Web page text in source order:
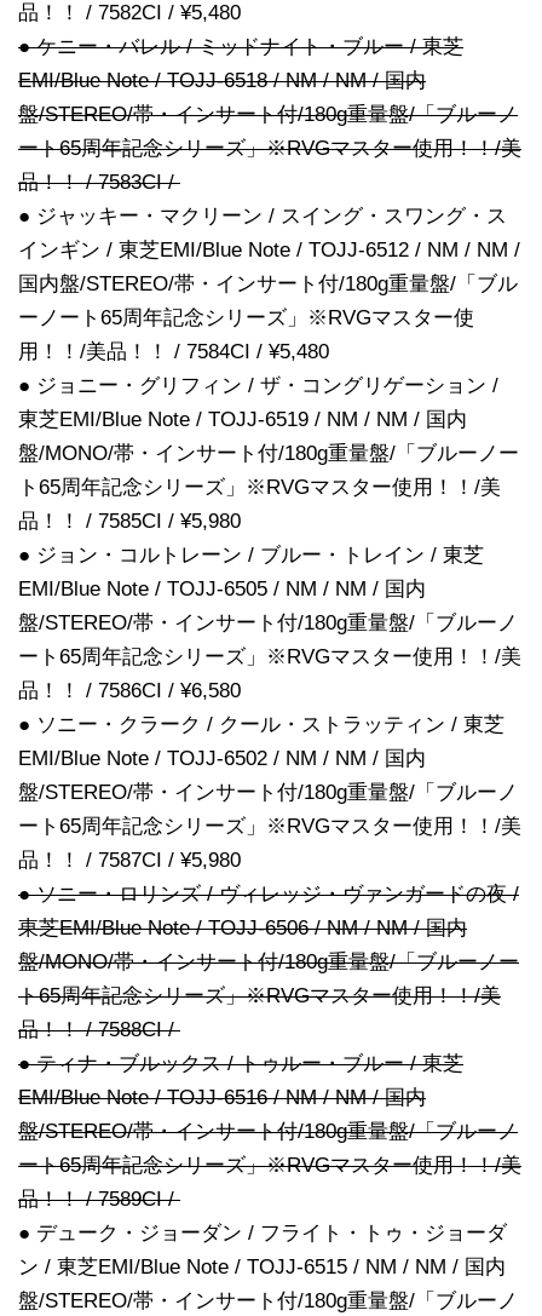
品！！ / 7582CI / ¥5,480
● ケニー・バレル / ミッドナイト・ブルー / 東芝
EMI/Blue Note / TOJJ-6518 / NM / NM / 国内
盤/STEREO/帯・インサート付/180g重量盤/「ブルーノ
ート65周年記念シリーズ」※RVGマスター使用！！/美
品！！ / 7583CI /
● ジャッキー・マクリーン / スイング・スワング・ス
インギン / 東芝EMI/Blue Note / TOJJ-6512 / NM / NM /
国内盤/STEREO/帯・インサート付/180g重量盤/「ブル
ーノート65周年記念シリーズ」※RVGマスター使
用！！/美品！！ / 7584CI / ¥5,480
● ジョニー・グリフィン / ザ・コングリゲーション /
東芝EMI/Blue Note / TOJJ-6519 / NM / NM / 国内
盤/MONO/帯・インサート付/180g重量盤/「ブルーノー
ト65周年記念シリーズ」※RVGマスター使用！！/美
品！！ / 7585CI / ¥5,980
● ジョン・コルトレーン / ブルー・トレイン / 東芝
EMI/Blue Note / TOJJ-6505 / NM / NM / 国内
盤/STEREO/帯・インサート付/180g重量盤/「ブルーノ
ート65周年記念シリーズ」※RVGマスター使用！！/美
品！！ / 7586CI / ¥6,580
● ソニー・クラーク / クール・ストラッティン / 東芝
EMI/Blue Note / TOJJ-6502 / NM / NM / 国内
盤/STEREO/帯・インサート付/180g重量盤/「ブルーノ
ート65周年記念シリーズ」※RVGマスター使用！！/美
品！！ / 7587CI / ¥5,980
● ソニー・ロリンズ / ヴィレッジ・ヴァンガードの夜 /
東芝EMI/Blue Note / TOJJ-6506 / NM / NM / 国内
盤/MONO/帯・インサート付/180g重量盤/「ブルーノー
ト65周年記念シリーズ」※RVGマスター使用！！/美
品！！ / 7588CI /
● ティナ・ブルックス / トゥルー・ブルー / 東芝
EMI/Blue Note / TOJJ-6516 / NM / NM / 国内
盤/STEREO/帯・インサート付/180g重量盤/「ブルーノ
ート65周年記念シリーズ」※RVGマスター使用！！/美
品！！ / 7589CI /
● デューク・ジョーダン / フライト・トゥ・ジョーダ
ン / 東芝EMI/Blue Note / TOJJ-6515 / NM / NM / 国内
盤/STEREO/帯・インサート付/180g重量盤/「ブルーノ